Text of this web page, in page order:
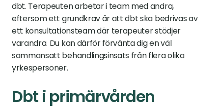
dbt. Terapeuten arbetar i team med andra,
eftersom ett grundkrav är att dbt ska bedrivas av
ett konsultationsteam där terapeuter stödjer
varandra. Du kan därför förvänta dig en väl
sammansatt behandlingsinsats från flera olika
yrkespersoner.
Dbt i primärvården